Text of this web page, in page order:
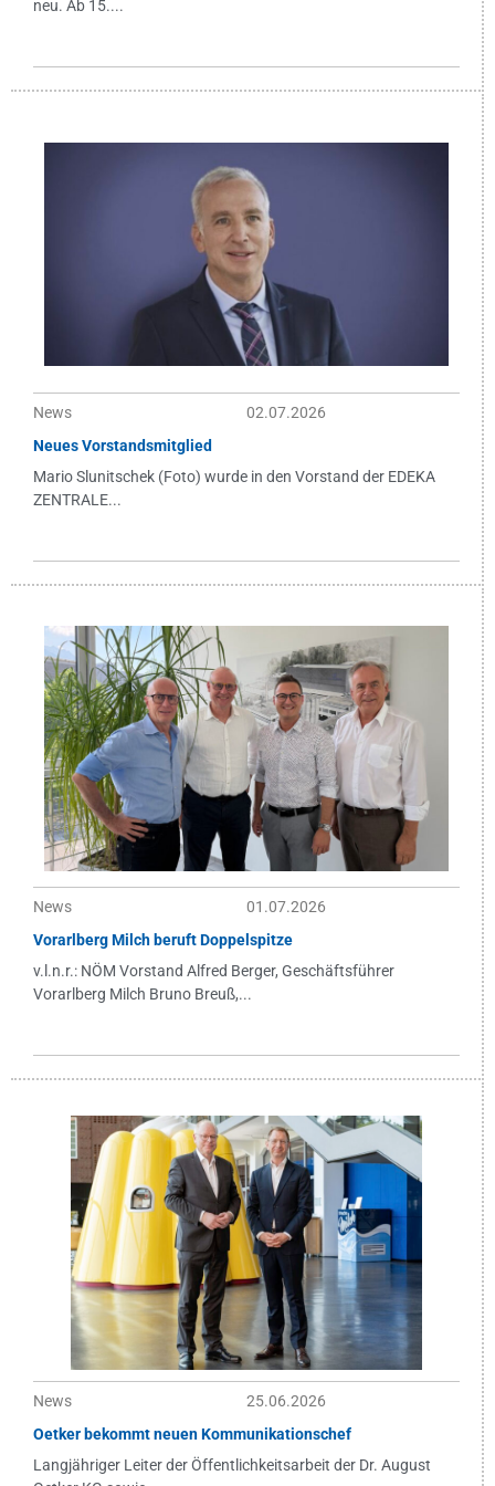
neu. Ab 15....
News
02.07.2026
Neues Vorstandsmitglied
Mario Slunitschek (Foto) wurde in den Vorstand der EDEKA
ZENTRALE...
News
01.07.2026
Vorarlberg Milch beruft Doppelspitze
v.l.n.r.: NÖM Vorstand Alfred Berger, Geschäftsführer
Vorarlberg Milch Bruno Breuß,...
News
25.06.2026
Oetker bekommt neuen Kommunikationschef
Langjähriger Leiter der Öffentlichkeitsarbeit der Dr. August